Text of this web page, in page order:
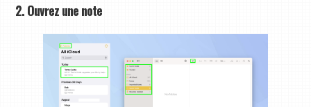
2. Ouvrez une note